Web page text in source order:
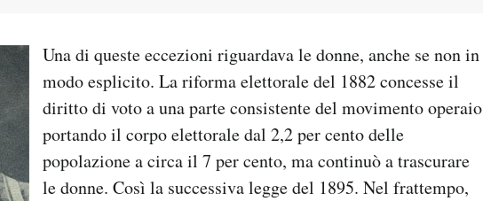
Una di queste eccezioni riguardava le donne, anche se non in
modo esplicito. La riforma elettorale del 1882 concesse il
diritto di voto a una parte consistente del movimento operaio
portando il corpo elettorale dal 2,2 per cento delle
popolazione a circa il 7 per cento, ma continuò a trascurare
le donne. Così la successiva legge del 1895. Nel frattempo,